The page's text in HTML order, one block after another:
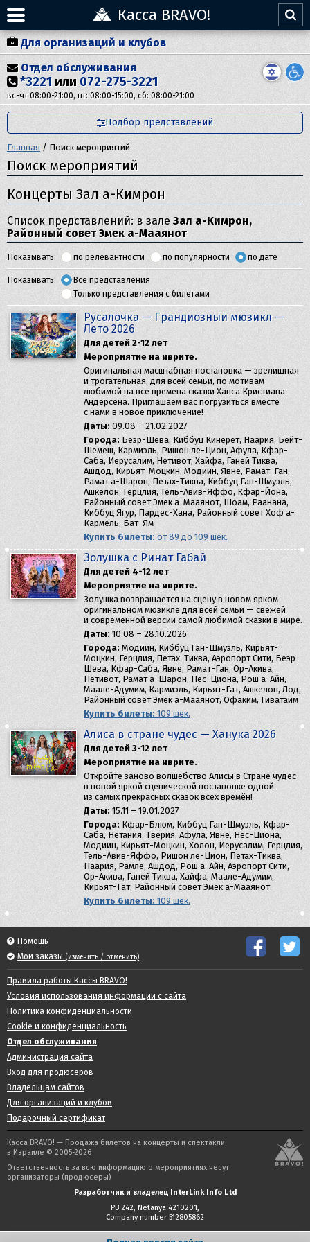
Касса BRAVO!
Для организаций и клубов
Отдел обслуживания
*3221 или 072-275-3221
вс-чт 08:00-21:00, пт: 08:00-15:00, сб: 08:00-21:00
Подбор представлений
Главная / Поиск мероприятий
Поиск мероприятий
Концерты Зал а-Кимрон
Список представлений: в зале Зал а-Кимрон,
Районный совет Эмек а-Мааянот
Показывать: по релевантности по популярности по дате
Показывать:
Все представления
Только представления с билетами
Русалочка — Грандиозный мюзикл —
Лето 2026
Для детей 2-12 лет
Мероприятие на иврите.
Оригинальная масштабная постановка — зрелищная
и трогательная, для всей семьи, по мотивам
любимой на все времена сказки Ханса Кристиана
Андерсена. Приглашаем вас погрузиться вместе
с нами в новое приключение!
Даты: 09.08 – 21.02.2027
Города: Беэр-Шева, Киббуц Кинерет, Наария, Бейт-
Шемеш, Кармиэль, Ришон ле-Цион, Афула, Кфар-
Саба, Иерусалим, Нетивот, Хайфа, Ганей Тиква,
Ашдод, Кирьят-Моцкин, Модиин, Явне, Рамат-Ган,
Рамат а-Шарон, Петах-Тиква, Киббуц Ган-Шмуэль,
Ашкелон, Герцлия, Тель-Авив-Яффо, Кфар-Йона,
Районный совет Эмек а-Мааянот, Шоам, Раанана,
Киббуц Ягур, Пардес-Хана, Районный совет Хоф а-
Кармель, Бат-Ям
Купить билеты: от 89 до 109 шек.
Золушка с Ринат Габай
Для детей 4-12 лет
Мероприятие на иврите.
Золушка возвращается на сцену в новом ярком
оригинальном мюзикле для всей семьи — свежей
и современной версии самой любимой сказки в мире.
Даты: 10.08 – 28.10.2026
Города: Модиин, Киббуц Ган-Шмуэль, Кирьят-
Моцкин, Герцлия, Петах-Тиква, Аэропорт Сити, Беэр-
Шева, Кфар-Саба, Явне, Рамат-Ган, Ор-Акива,
Нетивот, Рамат а-Шарон, Нес-Циона, Рош а-Айн,
Маале-Адумим, Кармиэль, Кирьят-Гат, Ашкелон, Лод,
Районный совет Эмек а-Мааянот, Офаким, Гиватаим
Купить билеты: 109 шек.
Алиса в стране чудес — Ханука 2026
Для детей 3-12 лет
Мероприятие на иврите.
Откройте заново волшебство Алисы в Стране чудес
в новой яркой сценической постановке одной
из самых прекрасных сказок всех времён!
Даты: 15.11 – 19.01.2027
Города: Кфар-Блюм, Киббуц Ган-Шмуэль, Кфар-
Саба, Нетания, Тверия, Афула, Явне, Нес-Циона,
Модиин, Кирьят-Моцкин, Холон, Иерусалим, Герцлия,
Тель-Авив-Яффо, Ришон ле-Цион, Петах-Тиква,
Наария, Рамле, Ашдод, Рош а-Айн, Аэропорт Сити,
Ор-Акива, Ганей Тиква, Хайфа, Маале-Адумим,
Кирьят-Гат, Районный совет Эмек а-Мааянот
Купить билеты: 109 шек.
Помощь
Мои заказы (изменить / отменить)
Правила работы Кассы BRAVO!
Условия использования информации с сайта
Политика конфиденциальности
Cookie и конфиденциальность
Отдел обслуживания
Администрация сайта
Вход для продюсеров
Владельцам сайтов
Для организаций и клубов
Подарочный сертификат
Касса BRAVO! — Продажа билетов на концерты и спектакли
в Израиле © 2005-2026
Ответственность за всю информацию о мероприятиях несут
организаторы (продюсеры)
Разработчик и владелец InterLink Info Ltd
PB 242, Netanya 4210201,
Company number 512805862